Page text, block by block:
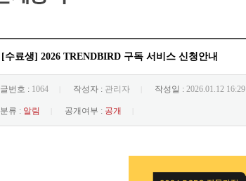
[수료생] 2026 TRENDBIRD 구독 서비스 신청안내
글번호 : 1064 작성자 : 관리자 작성일 : 2026.01.12 16:29
분류 : 알림 공개여부 : 공개